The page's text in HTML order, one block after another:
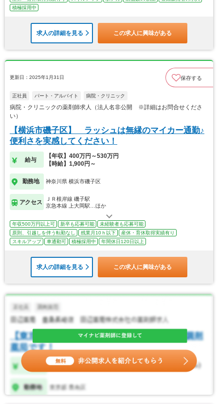
積極採用中
求人の詳細を見る この求人に興味がある
更新日：2025年1月31日 保存する
正社員 パート・アルバイト 病院・クリニック
病院・クリニックの薬剤師求人（法人名非公開 ※詳細はお問合せくださ
い）
【横浜市磯子区】 ラッシュは無縁のマイカー通勤♪
便利さを実感してください！
給与
【年収】400万円～530万円
【時給】1,900円～
勤務地 神奈川県 横浜市磯子区
アクセス
ＪＲ根岸線 磯子駅
京急本線 上大岡駅…ほか
年収500万円以上可 新卒も応募可能
未経験者も応募可能
原則、引越しを伴う転勤なし
残業月10ｈ以下
産休・育休取得実績有り
スキルアップ
車通勤可 積極採用中 年間休日120日以上
求人の詳細を見る この求人に興味がある